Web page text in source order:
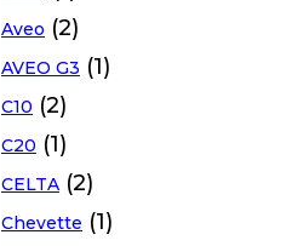
Aveo (2)
AVEO G3 (1)
C10 (2)
C20 (1)
CELTA (2)
Chevette (1)